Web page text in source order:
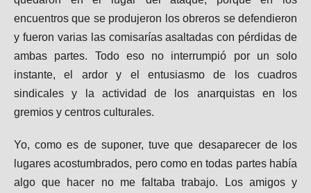
encuentros que se produjeron los obreros se defendieron
y fueron varias las comisarías asaltadas con pérdidas de
ambas partes. Todo eso no interrumpió por un solo
instante, el ardor y el entusiasmo de los cuadros
sindicales y la actividad de los anarquistas en los
gremios y centros culturales.
Yo, como es de suponer, tuve que desaparecer de los
lugares acostumbrados, pero como en todas partes había
algo que hacer no me faltaba trabajo. Los amigos y